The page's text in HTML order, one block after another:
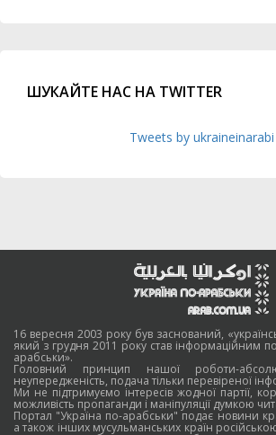
ШУКАЙТЕ НАС НА TWITTER
Tweets by ukraineinarabi
16 вересня 2003 року був заснований,
який з грудня 2011 року став інформаційним
арабськи».
Головний принцип нашої роботи-
неупередженість, подача тільки перевіреної
Ми не підтримуємо інтересів жодної партії,
можливість пропаганди і маніпуляції думкою
Портал "Україна по-арабськи" подає новини
а також інших мусульманських країн